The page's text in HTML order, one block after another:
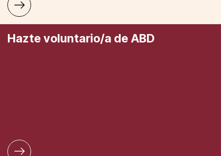
Hazte voluntario/a de ABD